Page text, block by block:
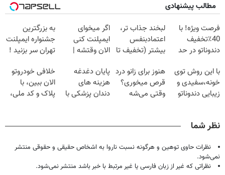
مطالب پیشنهادی
فرصت ویژه! با
40٪تخفیف
دندوناتو در حد
کن
لبخند جذاب تر،
اعتمادبنفس
بیشتر (تخفیف تا
اگر میخوای
ایمپلنت کنی
الان وقتشه |
میلیون تومان!!!
به بزرگترین
جشنواره ایمپلنت
تهران سر بزنید !
میلیون !
با این روش توی
خونه،سفیدی و
زیبایی دندوناتو
هنوز برای زانو درد
قرص میخوری؟
وقتی می‌شه
پایان دغدغه
هزینه های
دندان پزشکی با
خلافی خودروتو
الان ببین، با
پلاک و کد ملی،
نظر شما
نظرات حاوی توهین و هرگونه نسبت ناروا به اشخاص حقیقی و حقوقی منتشر
نمی‌شود.
نظراتی که غیر از زبان فارسی یا غیر مرتبط با خبر باشد منتشر نمی‌شود.